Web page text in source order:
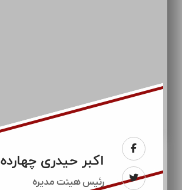
اکبر حیدری چهارده
رئيس هیئت مدیره